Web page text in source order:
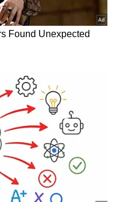
விட்டாரா
ஸ்ட்ராங்
இதன் 1.5
மற்றும்